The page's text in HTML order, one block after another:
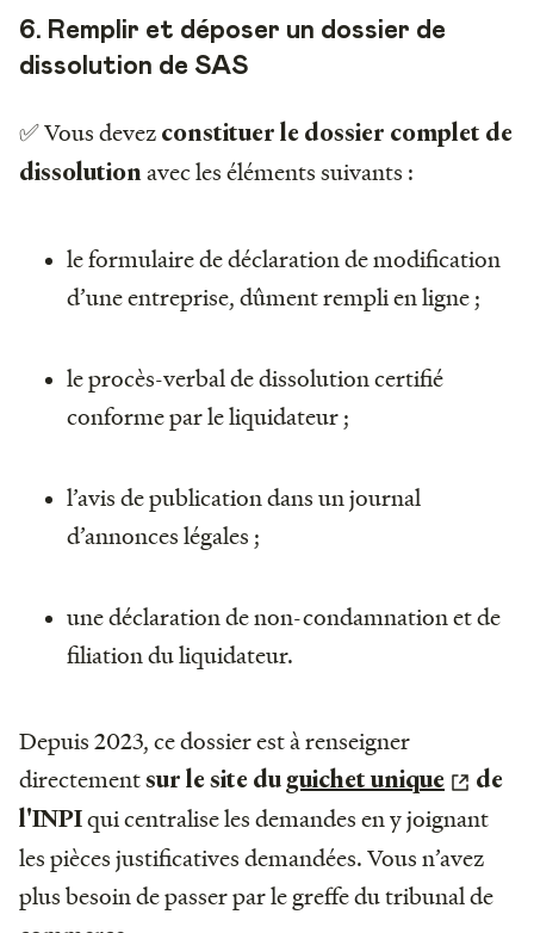
6. Remplir et déposer un dossier de
dissolution de SAS
✅ Vous devez constituer le dossier complet de
dissolutionavec les éléments suivants :
le formulaire de déclaration de modification
d’une entreprise, dûment rempli en ligne ;
le procès-verbal de dissolution certifié
conforme par le liquidateur ;
l’avis de publication dans un journal
d’annonces légales ;
une déclaration de non-condamnation et de
filiation du liquidateur.
Depuis 2023, ce dossier est à renseigner
directementsur le site du guichet unique
de
l'INPIqui centralise les demandes en y joignant
les pièces justificatives demandées. Vous n’avez
plus besoin de passer par le greffe du tribunal de